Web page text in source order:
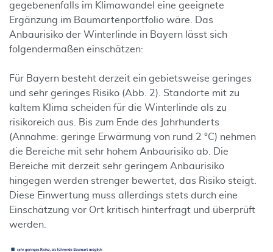
gegebenenfalls im Klimawandel eine geeignete
Ergänzung im Baumartenportfolio wäre. Das
Anbaurisiko der Winterlinde in Bayern lässt sich
folgendermaßen einschätzen:
Für Bayern besteht derzeit ein gebietsweise geringes
und sehr geringes Risiko (Abb. 2). Standorte mit zu
kaltem Klima scheiden für die Winterlinde als zu
risikoreich aus. Bis zum Ende des Jahrhunderts
(Annahme: geringe Erwärmung von rund 2 °C) nehmen
die Bereiche mit sehr hohem Anbaurisiko ab. Die
Bereiche mit derzeit sehr geringem Anbaurisiko
hingegen werden strenger bewertet, das Risiko steigt.
Diese Einwertung muss allerdings stets durch eine
Einschätzung vor Ort kritisch hinterfragt und überprüft
werden.